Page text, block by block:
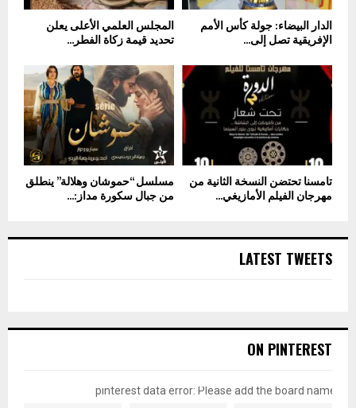
المجلس العلمي الأعلى يعلن
تحديد قيمة زكاة الفطر...
الدار البيضاء: جولة كأس الأمم
الإفريقية تصل إلى...
مسلسل “حموشان وهلالة” ينطلق
من جبال سكورة مداز:...
تامسنا تحتضن النسخة الثانية من
مهرجان الفيلم الأمازيغي...
LATEST TWEETS
ON PINTEREST
pinterest data error: Please add the board name